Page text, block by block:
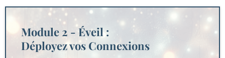
Module 2 - Éveil :
Déployez vos Connexions